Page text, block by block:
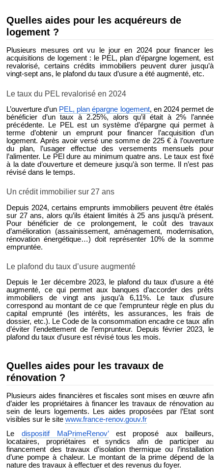
Quelles aides pour les acquéreurs de
logement ?
Plusieurs mesures ont vu le jour en 2024 pour financer les
acquisitions de logement : le PEL, plan d’épargne logement, est
revalorisé, certains crédits immobiliers peuvent durer jusqu’à
vingt-sept ans, le plafond du taux d’usure a été augmenté, etc.
Le taux du PEL revalorisé en 2024
L’ouverture d’un PEL, plan épargne logement, en 2024 permet de
bénéficier d’un taux à 2.25%, alors qu’il était à 2% l’année
précédente. Le PEL est un système d’épargne qui permet à
terme d’obtenir un emprunt pour financer l’acquisition d’un
logement. Après avoir versé une somme de 225 € à l’ouverture
du plan, l’usager effectue des versements mensuels pour
l’alimenter. Le PEl dure au minimum quatre ans. Le taux est fixé
à la date d’ouverture et demeure jusqu’à son terme. Il n’est pas
révisé dans le temps.
Un crédit immobilier sur 27 ans
Depuis 2024, certains emprunts immobiliers peuvent être étalés
sur 27 ans, alors qu’ils étaient limités à 25 ans jusqu’à présent.
Pour bénéficier de ce prolongement, le coût des travaux
d’amélioration (assainissement, aménagement, modernisation,
rénovation énergétique…) doit représenter 10% de la somme
empruntée.
Le plafond du taux d’usure augmenté
Depuis le 1er décembre 2023, le plafond du taux d’usure a été
augmenté, ce qui permet aux banques d’accorder des prêts
immobiliers de vingt ans jusqu’à 6,11%. Le taux d’usure
correspond au montant de ce que l’emprunteur règle en plus du
capital emprunté (les intérêts, les assurances, les frais de
dossier, etc.). Le Code de la consommation encadre ce taux afin
d’éviter l’endettement de l’emprunteur. Depuis février 2023, le
plafond du taux d’usure est révisé tous les mois.
Quelles aides pour les travaux de
rénovation ?
Plusieurs aides financières et fiscales sont mises en œuvre afin
d’aider les propriétaires à financer les travaux de rénovation au
sein de leurs logements. Les aides proposées par l’Etat sont
visibles sur le sitewww.france-renov.gouv.fr
Ledispositif MaPrimeRenov’est proposé aux bailleurs,
locataires, propriétaires et syndics afin de participer au
financement des travaux d’isolation thermique ou l’installation
d’une pompe à chaleur. Le montant de la prime dépend de la
nature des travaux à effectuer et des revenus du foyer.